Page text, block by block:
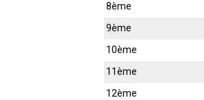
8ème
9ème
10ème
11ème
12ème